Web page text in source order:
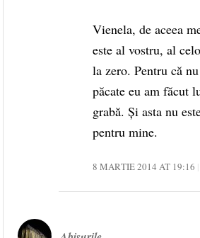
Vienela, de aceea
este al vostru, al
la zero. Pentru că
păcate eu am făcut
grabă. Și asta nu
pentru mine.
8 MARTIE 2014 AT 19:16